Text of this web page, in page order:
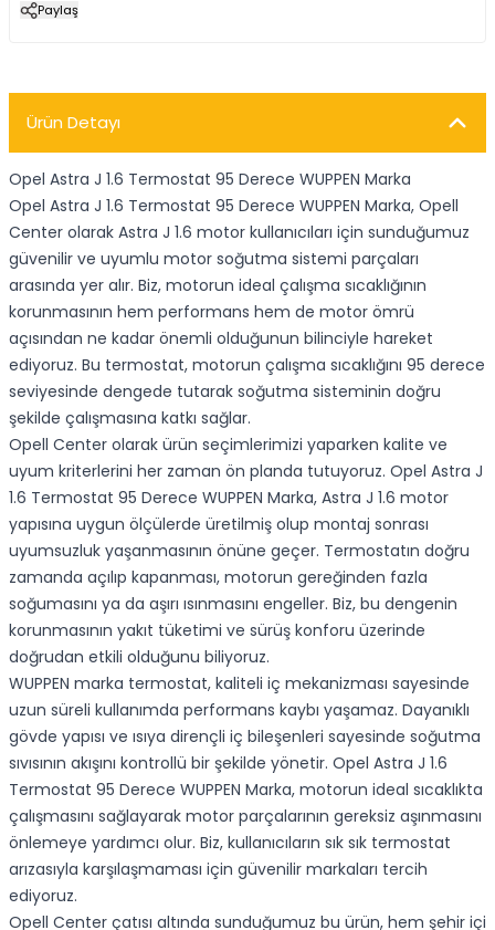
Paylaş
Ürün Detayı
Opel Astra J 1.6 Termostat 95 Derece WUPPEN Marka
Opel Astra J 1.6 Termostat 95 Derece WUPPEN Marka, Opell
Center olarak Astra J 1.6 motor kullanıcıları için sunduğumuz
güvenilir ve uyumlu motor soğutma sistemi parçaları
arasında yer alır. Biz, motorun ideal çalışma sıcaklığının
korunmasının hem performans hem de motor ömrü
açısından ne kadar önemli olduğunun bilinciyle hareket
ediyoruz. Bu termostat, motorun çalışma sıcaklığını 95 derece
seviyesinde dengede tutarak soğutma sisteminin doğru
şekilde çalışmasına katkı sağlar.
Opell Center olarak ürün seçimlerimizi yaparken kalite ve
uyum kriterlerini her zaman ön planda tutuyoruz. Opel Astra J
1.6 Termostat 95 Derece WUPPEN Marka, Astra J 1.6 motor
yapısına uygun ölçülerde üretilmiş olup montaj sonrası
uyumsuzluk yaşanmasının önüne geçer. Termostatın doğru
zamanda açılıp kapanması, motorun gereğinden fazla
soğumasını ya da aşırı ısınmasını engeller. Biz, bu dengenin
korunmasının yakıt tüketimi ve sürüş konforu üzerinde
doğrudan etkili olduğunu biliyoruz.
WUPPEN marka termostat, kaliteli iç mekanizması sayesinde
uzun süreli kullanımda performans kaybı yaşamaz. Dayanıklı
gövde yapısı ve ısıya dirençli iç bileşenleri sayesinde soğutma
sıvısının akışını kontrollü bir şekilde yönetir. Opel Astra J 1.6
Termostat 95 Derece WUPPEN Marka, motorun ideal sıcaklıkta
çalışmasını sağlayarak motor parçalarının gereksiz aşınmasını
önlemeye yardımcı olur. Biz, kullanıcıların sık sık termostat
arızasıyla karşılaşmaması için güvenilir markaları tercih
ediyoruz.
Opell Center çatısı altında sunduğumuz bu ürün, hem şehir içi